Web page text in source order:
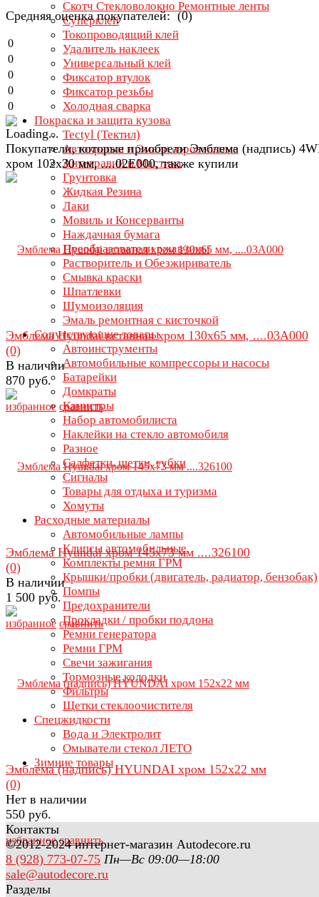
Скотч Стекловолокно Ремонтные ленты
Суперклей
Токопроводящий клей
Удалитель наклеек
Универсальный клей
Фиксатор втулок
Фиксатор резьбы
Холодная сварка
Покраска и защита кузова
Tectyl (Тектил)
Автокраски и Эмали аэрозольные
Антигравий и Мастика
Грунтовка
Жидкая Резина
Лаки
Мовиль и Консерванты
Наждачная бумага
Преобразователи ржавчины
Растворитель и Обезжириватель
Смывка краски
Шпатлевки
Шумоизоляция
Эмаль ремонтная с кисточкой
Сопутствующие товары
Автоинструменты
Автомобильные компрессоры и насосы
Батарейки
Домкраты
Канистры
Набор автомобилиста
Наклейки на стекло автомобиля
Разное
Салфетки, щетки, губки
Сигналы
Товары для отдыха и туризма
Хомуты
Расходные материалы
Автомобильные лампы
Клипсы автомобильные
Комплекты ремня ГРМ
Крышки/пробки (двигатель, радиатор, бензобак)
Помпы
Предохранители
Прокладки / пробки поддона
Ремни генератора
Ремни ГРМ
Свечи зажигания
Тормозные колодки
Фильтры
Щетки стеклоочистителя
Спецжидкости
Вода и Электролит
Омыватели стекол ЛЕТО
Зимние товары
Средняя оценка покупателей: (0)
0
0
0
0
0
Покупатели, которые приобрели Эмблема (надпись)
хром 102х30 мм, ....02E000, также купили
избранное сравнить
Эмблема Hyundai вставная хром 130х65 мм, ....03A000
(0)
В наличии
870 руб.
избранное сравнить
Эмблема Hyundai хром 145х73 мм ....326100
(0)
В наличии
1 500 руб.
избранное сравнить
Эмблема (надпись) HYUNDAI хром 152х22 мм
(0)
Нет в наличии
550 руб.
Контакты
©2012-2024 интернет-магазин Autodecore.ru
8 (928) 773-07-75 Пн—Вс 09:00—18:00
sale@autodecore.ru
Разделы